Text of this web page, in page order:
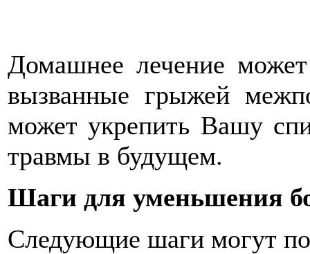
Домашнее лечение
вызванные грыжей
может укрепить Вашу
травмы в будущем.
Шаги для уменьшения
Следующие шаги могут